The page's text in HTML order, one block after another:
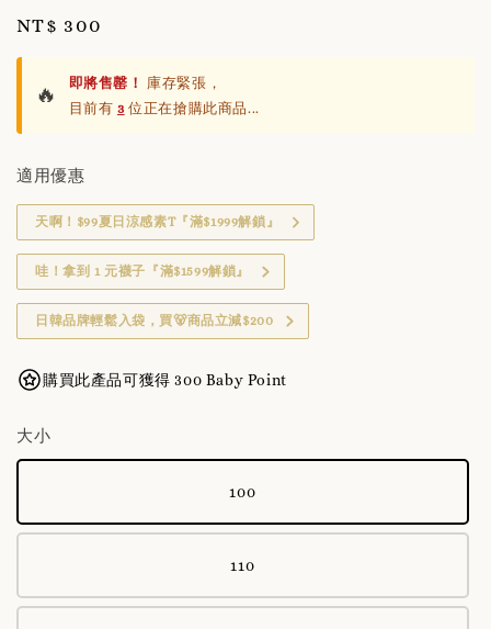
Regular
price
NT$ 300
🔥 即將售罄！
庫存緊張，
目前有3 位正在搶購此商品...
適用優惠
天啊！$99夏日涼感素T『滿$1999解鎖』
哇！拿到 1 元襪子『滿$1599解鎖』
日韓品牌輕鬆入袋，買🐻商品立減$200
購買此產品可獲得 300 Baby Point
大小
100
110